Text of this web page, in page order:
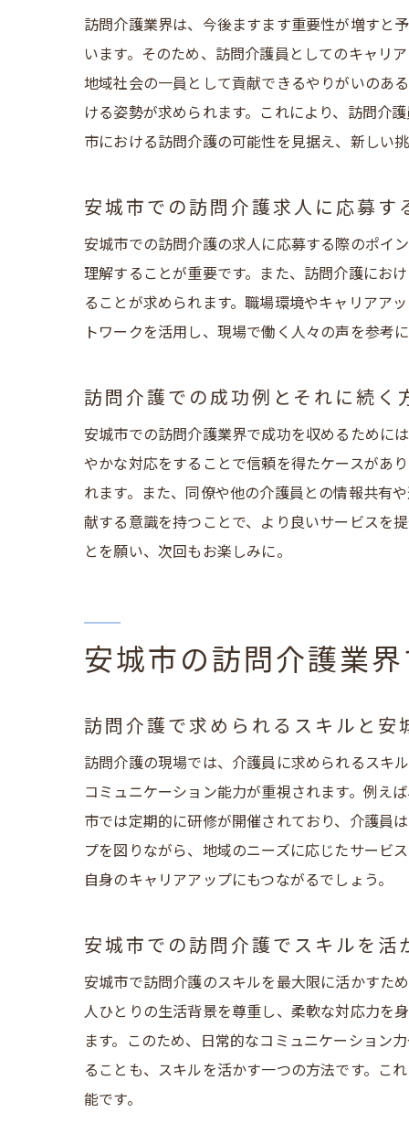
介
訪問介護業界は、今後ますます重要性が増すと
います。そのため、訪問介護員としてのキャリ
地域社会の一員として貢献できるやりがいのあ
ける姿勢が求められます。これにより、訪問介
市における訪問介護の可能性を見据え、新しい
安城市での訪問介護求人に応募す
安城市での訪問介護の求人に応募する際のポイ
理解することが重要です。また、訪問介護にお
ることが求められます。職場環境やキャリアア
トワークを活用し、現場で働く人々の声を参考
訪問介護での成功例とそれに続く
安城市での訪問介護業界で成功を収めるために
やかな対応をすることで信頼を得たケースがあ
れます。また、同僚や他の介護員との情報共有
献する意識を持つことで、より良いサービスを
とを願い、次回もお楽しみに。
安城市の訪問介護業
訪問介護で求められるスキルと安
訪問介護の現場では、介護員に求められるスキ
コミュニケーション能力が重視されます。例え
市では定期的に研修が開催されており、介護員
プを図りながら、地域のニーズに応じたサービ
自身のキャリアアップにもつながるでしょう。
安城市での訪問介護でスキルを活
安城市で訪問介護のスキルを最大限に活かすた
人ひとりの生活背景を尊重し、柔軟な対応力を
ます。このため、日常的なコミュニケーション
ることも、スキルを活かす一つの方法です。こ
能です。